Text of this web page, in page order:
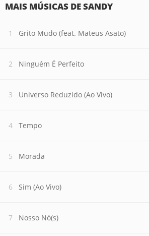
MAIS MÚSICAS DE SANDY
Grito Mudo (feat. Mateus Asato)
Ninguém É Perfeito
Universo Reduzido (Ao Vivo)
Tempo
Morada
Sim (Ao Vivo)
Nosso Nó(s)